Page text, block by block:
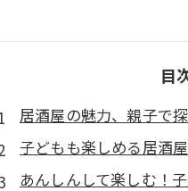
目
居酒屋の魅力、親子で
子どもも楽しめる居酒
あんしんして楽しむ！